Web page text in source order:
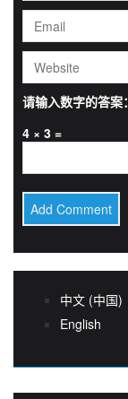
请输入数字的答案：
4 × 3 =
中文 (中国)
English